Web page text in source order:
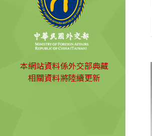
本網站資料係外交部典藏
相關資料將陸續更新